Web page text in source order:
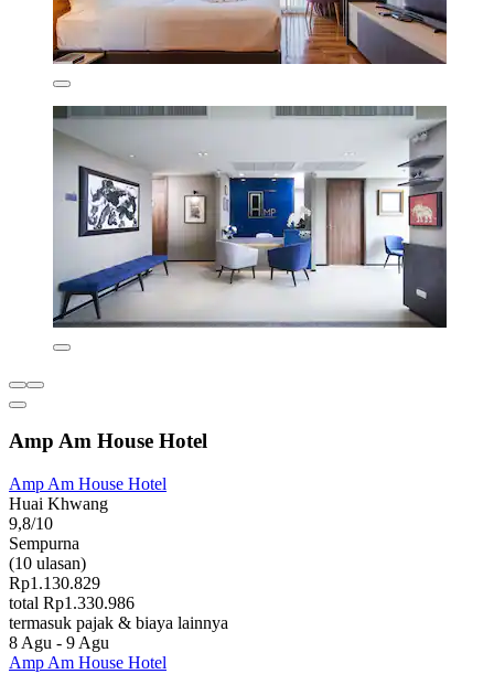
Amp Am House Hotel
Amp Am House Hotel
Huai Khwang
9,8/10
Sempurna
(10 ulasan)
Rp1.130.829
total Rp1.330.986
termasuk pajak & biaya lainnya
8 Agu - 9 Agu
Amp Am House Hotel